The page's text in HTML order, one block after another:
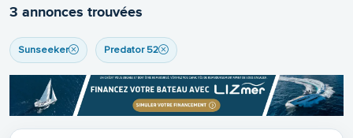
3 annonces trouvées
Sunseeker Predator 52